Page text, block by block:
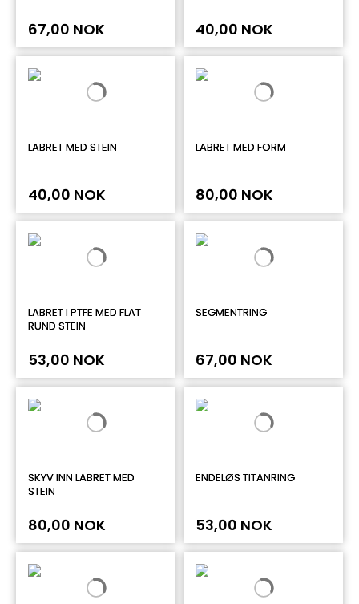
67,00 NOK 40,00 NOK
LABRET MED STEIN
40,00 NOK
LABRET MED FORM
80,00 NOK
LABRET I PTFE MED FLAT
RUND STEIN
53,00 NOK
SEGMENTRING
67,00 NOK
SKYV INN LABRET MED
STEIN
80,00 NOK
ENDELØS TITANRING
53,00 NOK